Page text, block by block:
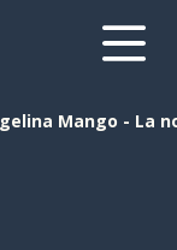
Mango - La